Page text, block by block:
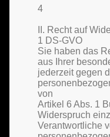
4
II. Recht auf
1 DS-GVO
Sie haben das
aus Ihrer
jederzeit gegen
von
Artikel 6 Abs. 1
Widerspruch
Verantwortliche